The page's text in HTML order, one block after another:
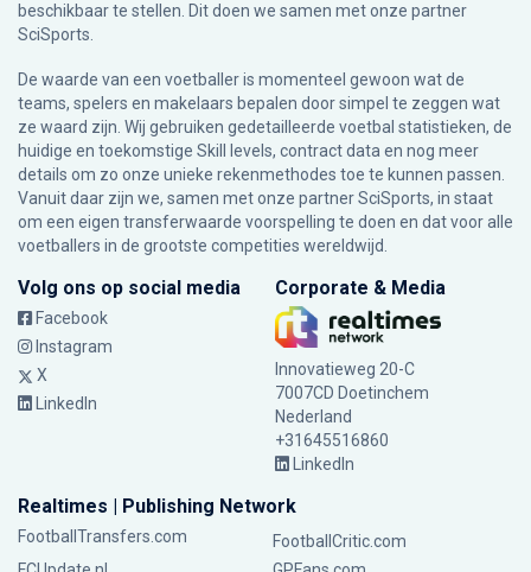
beschikbaar te stellen. Dit doen we samen met onze partner
SciSports
De waarde van een voetballer is momenteel gewoon wat de
teams, spelers en makelaars bepalen door simpel te zeggen wat
ze waard zijn. Wij gebruiken gedetailleerde voetbal statistieken, de
huidige en toekomstige Skill levels, contract data en nog meer
details om zo onze unieke rekenmethodes toe te kunnen passen.
Vanuit daar zijn we, samen met onze partner SciSports, in staat
om een eigen transferwaarde voorspelling te doen en dat voor alle
voetballers in de grootste competities wereldwijd.
Volg ons op social media
Facebook
Instagram
X
LinkedIn
Corporate & Media
Innovatieweg 20-C
7007CD Doetinchem
Nederland
+31645516860
LinkedIn
Realtimes | Publishing Network
FootballTransfers.com
FootballCritic.com